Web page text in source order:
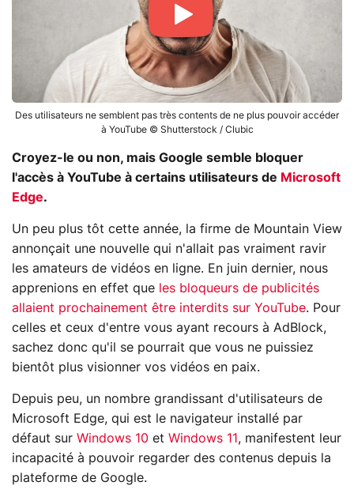
Des utilisateurs ne semblent pas très contents de ne plus pouvoir accéder
à YouTube © Shutterstock / Clubic
Croyez-le ou non, mais Google semble bloquer
l'accès à YouTube à certains utilisateurs de Microsoft
Edge.
Un peu plus tôt cette année, la firme de Mountain View
annonçait une nouvelle qui n'allait pas vraiment ravir
les amateurs de vidéos en ligne. En juin dernier, nous
apprenions en effet que les bloqueurs de publicités
allaient prochainement être interdits sur YouTube. Pour
celles et ceux d'entre vous ayant recours à AdBlock,
sachez donc qu'il se pourrait que vous ne puissiez
bientôt plus visionner vos vidéos en paix.
Depuis peu, un nombre grandissant d'utilisateurs de
Microsoft Edge, qui est le navigateur installé par
défaut sur Windows 10 et Windows 11 , manifestent leur
incapacité à pouvoir regarder des contenus depuis la
plateforme de Google.